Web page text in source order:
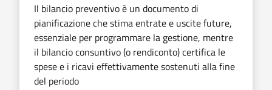
Il bilancio preventivo è un documento di
pianificazione che stima entrate e uscite future,
essenziale per programmare la gestione, mentre
il bilancio consuntivo (o rendiconto) certifica le
spese e i ricavi effettivamente sostenuti alla fine
del periodo